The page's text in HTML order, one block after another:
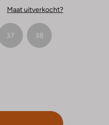
Maat uitverkocht?
37 38